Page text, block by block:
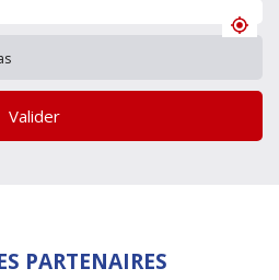
Valider
PARTENAIRES